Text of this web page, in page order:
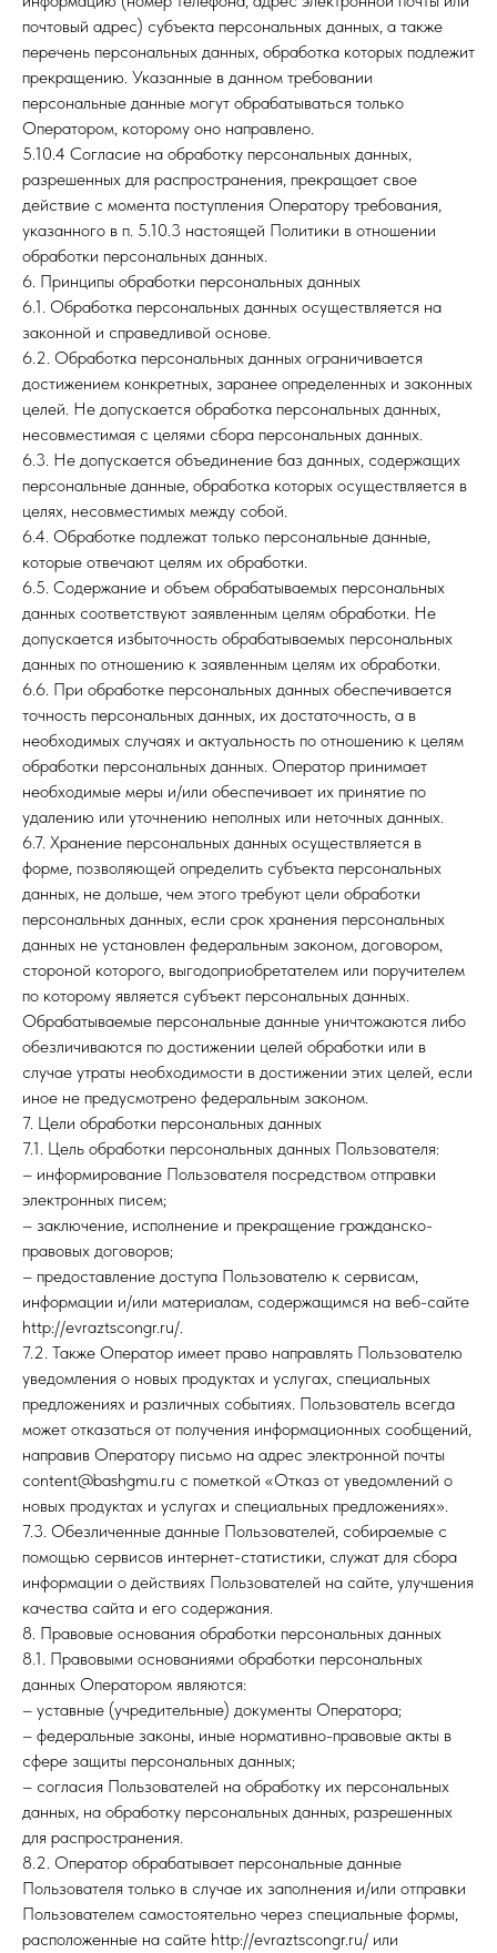
почтовый адрес) субъекта персональных данных, а также
перечень персональных данных, обработка которых подлежит
прекращению. Указанные в данном требовании
персональные данные могут обрабатываться только
Оператором, которому оно направлено.
5.10.4 Согласие на обработку персональных данных,
разрешенных для распространения, прекращает свое
действие с момента поступления Оператору требования,
указанного в п. 5.10.3 настоящей Политики в отношении
обработки персональных данных.
6. Принципы обработки персональных данных
6.1. Обработка персональных данных осуществляется на
законной и справедливой основе.
6.2. Обработка персональных данных ограничивается
достижением конкретных, заранее определенных и законных
целей. Не допускается обработка персональных данных,
несовместимая с целями сбора персональных данных.
6.3. Не допускается объединение баз данных, содержащих
персональные данные, обработка которых осуществляется в
целях, несовместимых между собой.
6.4. Обработке подлежат только персональные данные,
которые отвечают целям их обработки.
6.5. Содержание и объем обрабатываемых персональных
данных соответствуют заявленным целям обработки. Не
допускается избыточность обрабатываемых персональных
данных по отношению к заявленным целям их обработки.
6.6. При обработке персональных данных обеспечивается
точность персональных данных, их достаточность, а в
необходимых случаях и актуальность по отношению к целям
обработки персональных данных. Оператор принимает
необходимые меры и/или обеспечивает их принятие по
удалению или уточнению неполных или неточных данных.
6.7. Хранение персональных данных осуществляется в
форме, позволяющей определить субъекта персональных
данных, не дольше, чем этого требуют цели обработки
персональных данных, если срок хранения персональных
данных не установлен федеральным законом, договором,
стороной которого, выгодоприобретателем или поручителем
по которому является субъект персональных данных.
Обрабатываемые персональные данные уничтожаются либо
обезличиваются по достижении целей обработки или в
случае утраты необходимости в достижении этих целей, если
иное не предусмотрено федеральным законом.
7. Цели обработки персональных данных
7.1. Цель обработки персональных данных Пользователя:
– информирование Пользователя посредством отправки
электронных писем;
– заключение, исполнение и прекращение гражданско-
правовых договоров;
– предоставление доступа Пользователю к сервисам,
информации и/или материалам, содержащимся на веб-сайте
http://evraztscongr.ru/.
7.2. Также Оператор имеет право направлять Пользователю
уведомления о новых продуктах и услугах, специальных
предложениях и различных событиях. Пользователь всегда
может отказаться от получения информационных сообщений,
направив Оператору письмо на адрес электронной почты
content@bashgmu.ru с пометкой «Отказ от уведомлений о
новых продуктах и услугах и специальных предложениях».
7.3. Обезличенные данные Пользователей, собираемые с
помощью сервисов интернет-статистики, служат для сбора
информации о действиях Пользователей на сайте, улучшения
качества сайта и его содержания.
8. Правовые основания обработки персональных данных
8.1. Правовыми основаниями обработки персональных
данных Оператором являются:
– уставные (учредительные) документы Оператора;
– федеральные законы, иные нормативно-правовые акты в
сфере защиты персональных данных;
– согласия Пользователей на обработку их персональных
данных, на обработку персональных данных, разрешенных
для распространения.
8.2. Оператор обрабатывает персональные данные
Пользователя только в случае их заполнения и/или отправки
Пользователем самостоятельно через специальные формы,
расположенные на сайте http://evraztscongr.ru/ или